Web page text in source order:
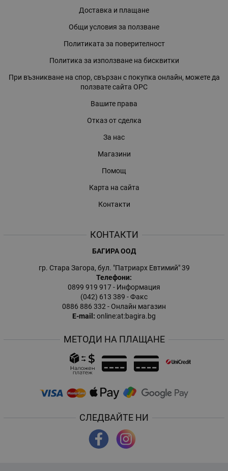
Доставка и плащане
Общи условия за ползване
Политиката за поверителност
Политика за използване на бисквитки
При възникване на спор, свързан с покупка онлайн, можете да
ползвате сайта ОРС
Вашите права
Отказ от сделка
За нас
Магазини
Помощ
Карта на сайта
Контакти
КОНТАКТИ
БАГИРА ООД
гр. Стара Загора, бул. "Патриарх Евтимий" 39
Телефони:
0899 919 917- Информация
(042) 613 389 - Факс
0886 886 332 - Онлайн магазин
E-mail: online:at:bagira.bg
МЕТОДИ НА ПЛАЩАНЕ
СЛЕДВАЙТЕ НИ